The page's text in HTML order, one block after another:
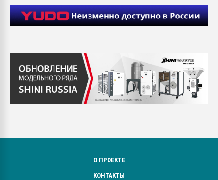
О ПРОЕКТЕ
КОНТАКТЫ